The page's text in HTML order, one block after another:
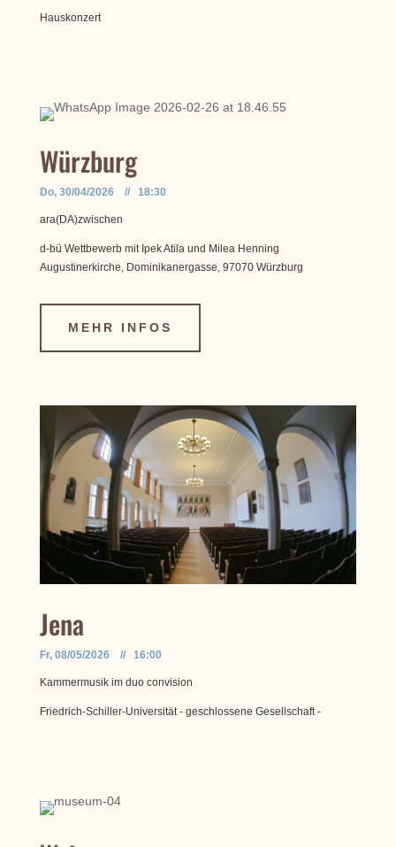
Hauskonzert
Würzburg
Do, 30/04/2026 // 18:30
ara(DA)zwischen
d-bü Wettbewerb mit Ipek Atila und Milea Henning
Augustinerkirche, Dominikanergasse, 97070 Würzburg
MEHR INFOS
Jena
Fr, 08/05/2026 // 16:00
Kammermusik im duo convision
Friedrich-Schiller-Universität - geschlossene Gesellschaft -